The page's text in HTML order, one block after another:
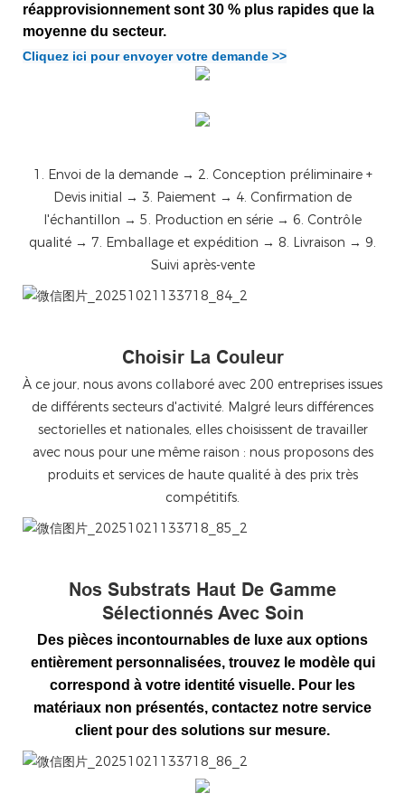
réapprovisionnement sont 30 % plus rapides que la
moyenne du secteur.
Cliquez ici pour envoyer votre demande >>
1. Envoi de la demande → 2. Conception préliminaire +
Devis initial → 3. Paiement → 4. Confirmation de
l'échantillon → 5. Production en série → 6. Contrôle
qualité → 7. Emballage et expédition → 8. Livraison → 9.
Suivi après-vente
微信图片_20251021133718_84_2
Choisir La Couleur
À ce jour, nous avons collaboré avec 200 entreprises issues
de différents secteurs d'activité. Malgré leurs différences
sectorielles et nationales, elles choisissent de travailler
avec nous pour une même raison : nous proposons des
produits et services de haute qualité à des prix très
compétitifs.
微信图片_20251021133718_85_2
Nos Substrats Haut De Gamme
Sélectionnés Avec Soin
Des pièces incontournables de luxe aux options
entièrement personnalisées, trouvez le modèle qui
correspond à votre identité visuelle. Pour les
matériaux non présentés, contactez notre service
client pour des solutions sur mesure.
微信图片_20251021133718_86_2